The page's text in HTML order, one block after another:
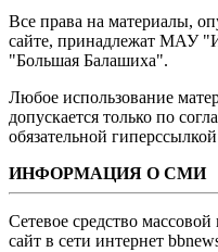
Все права на материалы,
сайте, принадлежат МАУ
"Большая Балашиха".
Любое использование
допускается только по
обязательной
ИНФОРМАЦИЯ О СМИ
Сетевое средство
сайт в сети интернет